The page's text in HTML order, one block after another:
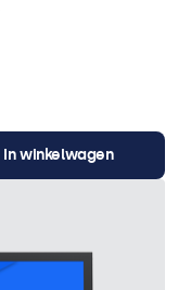
In winkelwagen